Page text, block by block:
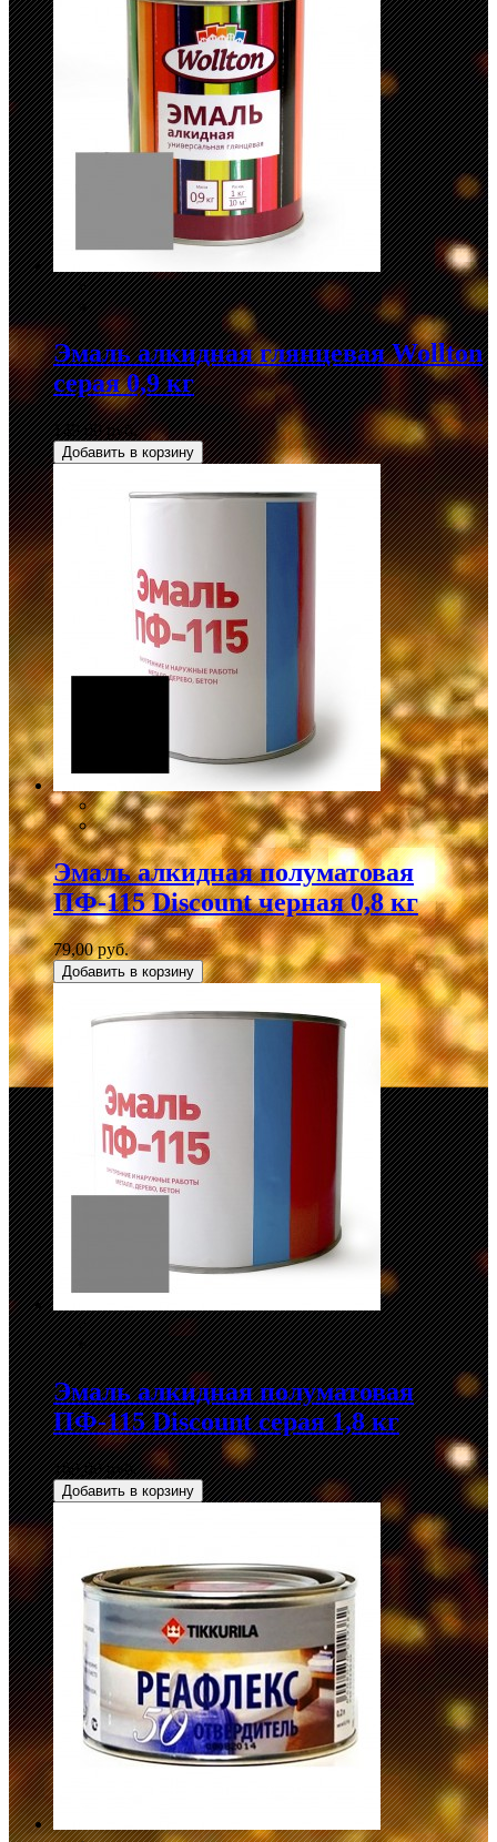
Эмаль алкидная глянцевая Wollton
серая 0,9 кг
149,00 руб.
Добавить в корзину
Эмаль алкидная полуматовая
ПФ-115 Discount черная 0,8 кг
79,00 руб.
Добавить в корзину
Эмаль алкидная полуматовая
ПФ-115 Discount серая 1,8 кг
169,00 руб.
Добавить в корзину